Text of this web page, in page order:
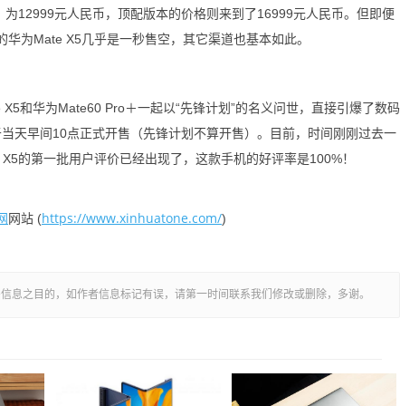
12999元人民币，顶配版本的价格则来到了16999元人民币。但即便
为Mate X5几乎是一秒售空，其它渠道也基本如此。
华为Mate60 Pro＋一起以“先锋计划”的名义问世，直接引爆了数码
天早间10点正式开售（先锋计划不算开售）。目前，时间刚刚过去一
的第一批用户评价已经出现了，这款手机的好评率是100%！
网站 (https://www.xinhuatone.com/)
息之目的，如作者信息标记有误，请第一时间联系我们修改或删除，多谢。